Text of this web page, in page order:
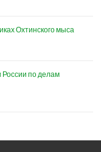
Охтинского мыса
по делам